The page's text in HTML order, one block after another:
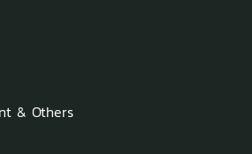
& Others